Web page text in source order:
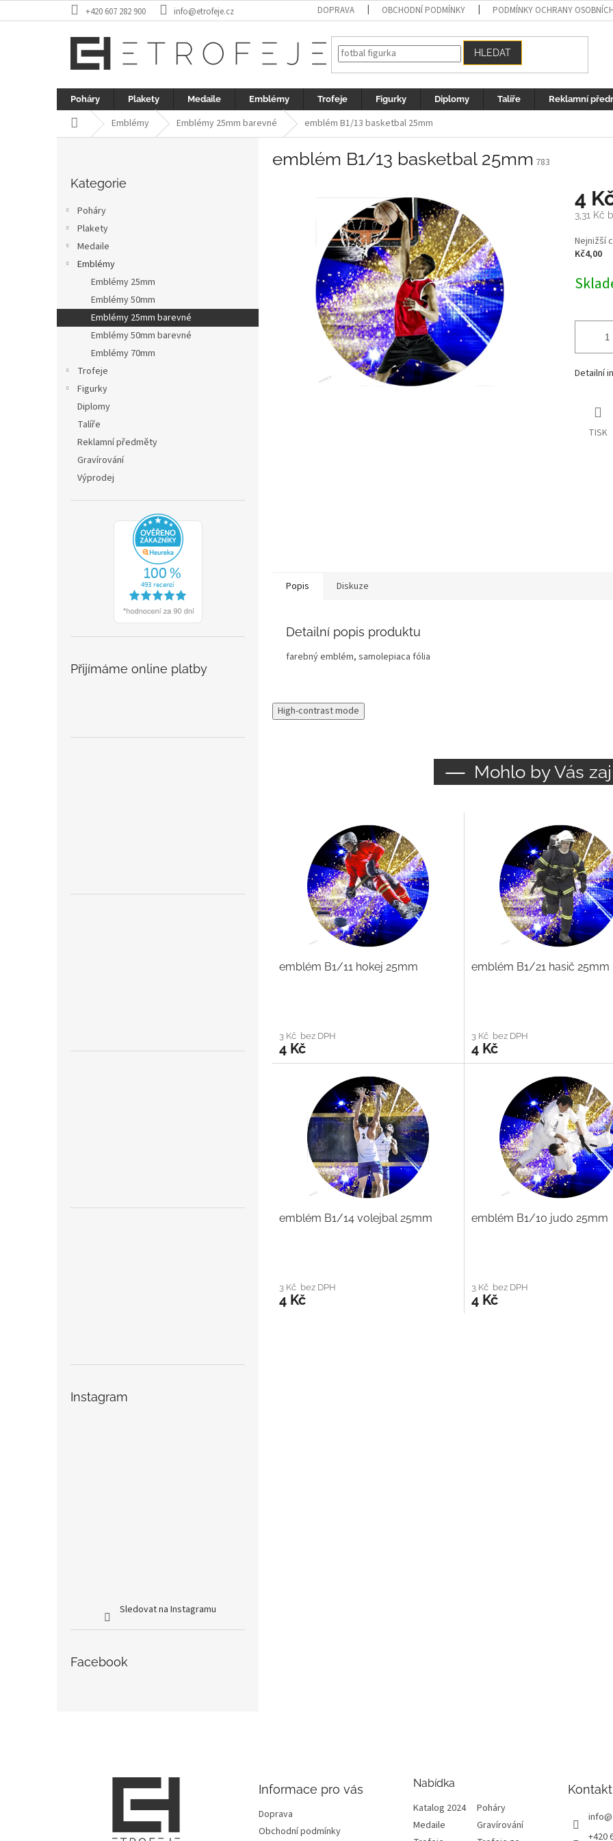
na
+420 607 282 900 info@etrofeje.cz DOPRAVA OBCHODNÍ PODMÍNKY PODMÍNKY OCHRANY
HLEDAT
Poháry Plakety Medaile Emblémy Trofeje Figurky Diplomy Talíře Reklamní
Domů Emblémy Emblémy 25mm barevné emblém B1/13 basketbal 25mm
n
e
kategorie
Kategorie
Poháry
Plakety
Medaile
Emblémy
Emblémy 25mm
Emblémy 50mm
Emblémy 25mm barevné
Emblémy 50mm barevné
Emblémy 70mm
Trofeje
Figurky
Diplomy
Talíře
Reklamní předměty
Gravírování
Výprodej
Přijímáme online platby
Instagram
Sledovat na Instagramu
Facebook
emblém B1/13 basketbal 25mm 783
4
3,31 Kč
Měrná
cena:
Nejnižší
Kč4,00
Detailní
TISK
Popis Diskuze
Detailní popis produktu
farebný emblém, samolepiaca fólia
High-contrast mode
Mohlo by Vás
emblém B1/11 hokej 25mm
3 Kč bez DPH
4 Kč
emblém B1/21 hasič 25mm
3 Kč bez DPH
4 Kč
emblém B1/14 volejbal 25mm
3 Kč bez DPH
4 Kč
emblém B1/10 judo 25mm
3 Kč bez DPH
4 Kč
Informace pro vás
Doprava
Obchodní podmínky
Nabídka
Katalog 2024
Poháry
Medaile
Gravírování
Kontakt
info@
+420